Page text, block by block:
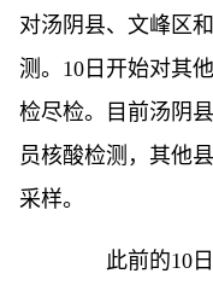
对汤阴县、文峰区
测。10日开始对其
检尽检。目前汤阴
员核酸检测，其他
采样。
此前的10日